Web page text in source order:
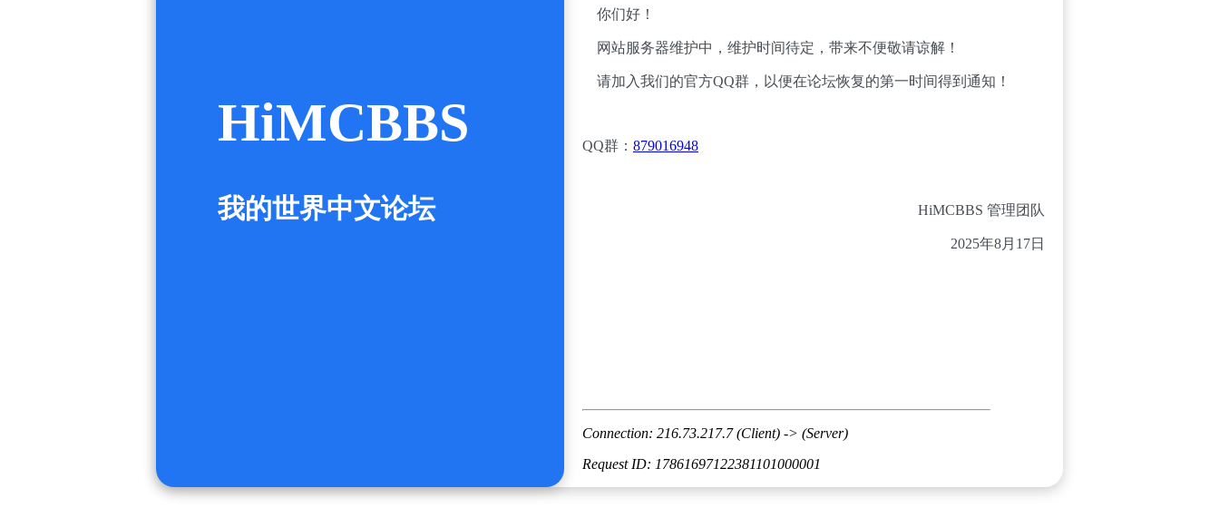
HiMCBBS
我的世界中文论坛
你们好！
网站服务器维护中，维护时间待定，带来不便敬请谅解！
请加入我们的官方QQ群，以便在论坛恢复的第一时间得到通知！
QQ群： 879016948
HiMCBBS 管理团队
2025年8月17日
Connection: 216.73.217.7 (Client) -> (Server)
Request ID: 17861697122381101000001